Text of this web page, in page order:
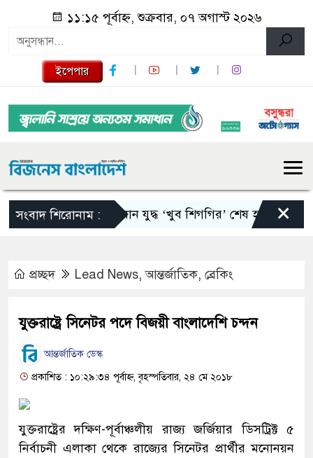
১১:১৫ পূর্বাহ্ন, শুক্রবার, ০৭ অগাস্ট ২০২৬
ইপেপার
সংবাদ শিরোনাম :ইরান যুদ্ধ ‘খুব শিগগির’ শেষ হতে পারে: ট্রাম্প
×
প্রচ্ছদ Lead News,আন্তর্জাতিক, ব্রেকিং
যুক্তরাষ্ট্রে সিনেটর পদে বিজয়ী বাংলাদেশি চন্দন
আন্তর্জাতিক ডেস্ক
প্রকাশিত : ১০:২৯:৩৪ পূর্বাহ্ন, বৃহস্পতিবার, ২৪ মে ২০১৮
যুক্তরাষ্ট্রের দক্ষিণ-পূর্বাঞ্চলীয় রাজ্য জর্জিয়ার ডিসট্রিক্ট ৫
নির্বাচনী এলাকা থেকে রাজ্যের সিনেটর প্রার্থীর মনোনয়ন